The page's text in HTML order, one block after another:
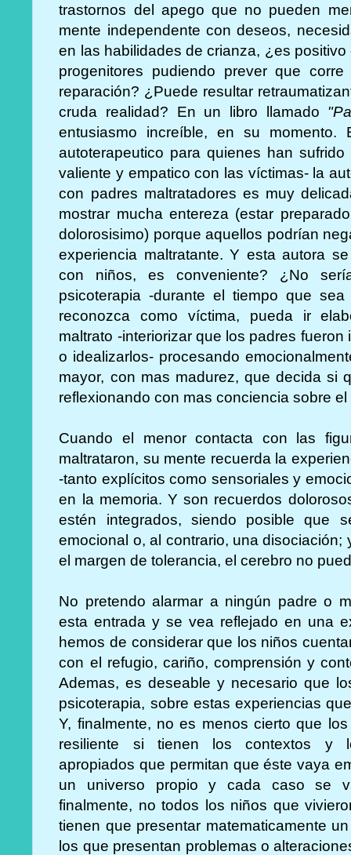
trastornos del apego que no pueden
mente independente con deseos,
en las habilidades de crianza, ¿es
progenitores pudiendo prever que
reparación? ¿Puede resultar
cruda realidad? En un libro llamado
entusiasmo increíble, en su momento.
autoterapeutico para quienes han
valiente y empatico con las víctimas- la
con padres maltratadores es muy
mostrar mucha entereza (estar
dolorosisimo) porque aquellos podrían
experiencia maltratante. Y esta autora
con niños, es conveniente? ¿No
psicoterapia -durante el tiempo que
reconozca como víctima, pueda ir
maltrato -interiorizar que los padres
o idealizarlos- procesando
mayor, con mas madurez, que decida si
reflexionando con mas conciencia sobre
Cuando el menor contacta con las
maltrataron, su mente recuerda la
-tanto explícitos como sensoriales y
en la memoria. Y son recuerdos
estén integrados, siendo posible que
emocional o, al contrario, una
el margen de tolerancia, el cerebro no
No pretendo alarmar a ningún padre o
esta entrada y se vea reflejado en una
hemos de considerar que los niños
con el refugio, cariño, comprensión y
Ademas, es deseable y necesario que
psicoterapia, sobre estas experiencias
Y, finalmente, no es menos cierto que
resiliente si tienen los contextos y
apropiados que permitan que éste vaya
un universo propio y cada caso se
finalmente, no todos los niños que
tienen que presentar matematicamente
los que presentan problemas o